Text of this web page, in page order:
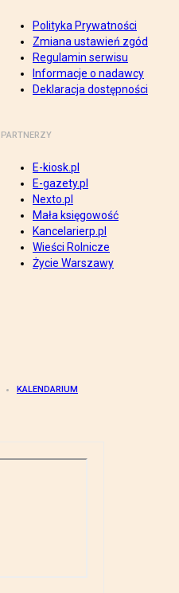
Polityka Prywatności
Zmiana ustawień zgód
Regulamin serwisu
Informacje o nadawcy
Deklaracja dostępności
PARTNERZY
E-kiosk.pl
E-gazety.pl
Nexto.pl
Mała księgowość
Kancelarierp.pl
Wieści Rolnicze
Życie Warszawy
KALENDARIUM